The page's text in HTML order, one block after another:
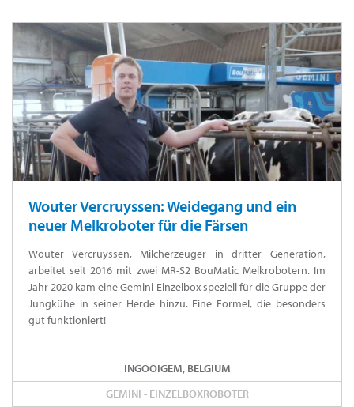
Wouter Vercruyssen: Weidegang und ein
neuer Melkroboter für die Färsen
Wouter Vercruyssen, Milcherzeuger in dritter Generation,
arbeitet seit 2016 mit zwei MR-S2 BouMatic Melkrobotern. Im
Jahr 2020 kam eine Gemini Einzelbox speziell für die Gruppe der
Jungkühe in seiner Herde hinzu. Eine Formel, die besonders
gut funktioniert!
INGOOIGEM, BELGIUM
GEMINI - EINZELBOXROBOTER